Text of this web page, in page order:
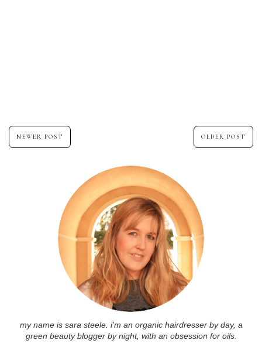
NEWER POST OLDER POST
my name is sara steele. i'm an organic hairdresser by day, a
green beauty blogger by night, with an obsession for oils.